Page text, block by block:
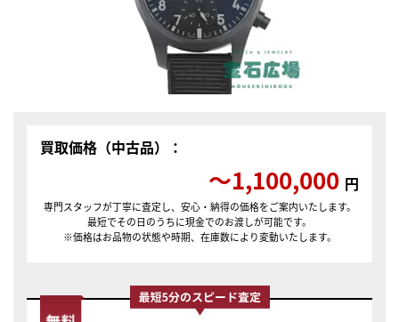
買取価格（中古品）：
〜1,100,000 円
専門スタッフが丁寧に査定し、安心・納得の価格をご案内いたします。
最短でその日のうちに現金でのお渡しが可能です。
※価格はお品物の状態や時期、在庫数により変動いたします。